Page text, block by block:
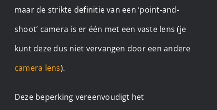
maar de strikte definitie van een ‘point-and-
shoot’ camera is er één met een vaste lens (je
kunt deze dus niet vervangen door een andere
camera lens).
Deze beperking vereenvoudigt het